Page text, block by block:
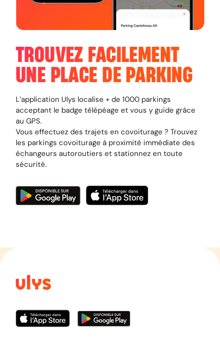
TROUVEZ FACILEMENT
UNE PLACE DE PARKING
L’application Ulys localise + de 1000 parkings
acceptant le badge télépéage et vous y guide grâce
au GPS.
Vous effectuez des trajets en covoiturage ? Trouvez
les parkings covoiturage à proximité immédiate des
échangeurs autoroutiers et stationnez en toute
sécurité.